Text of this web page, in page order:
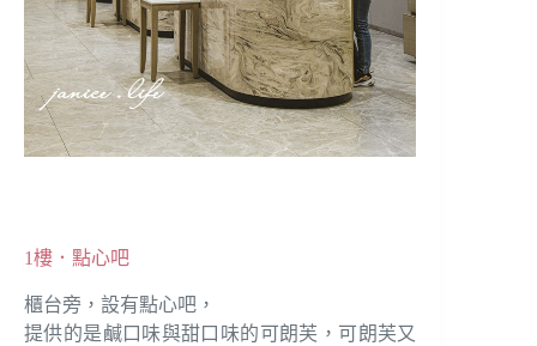
1樓．點心吧
櫃台旁，設有點心吧，
提供的是鹹口味與甜口味的可朗芙，可朗芙又